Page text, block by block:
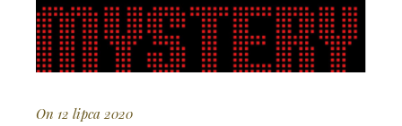
On 12 lipca 2020